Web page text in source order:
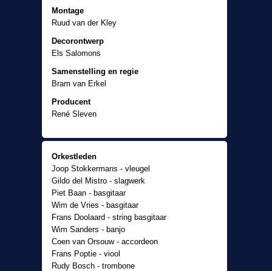
Montage
Ruud van der Kley
Decorontwerp
Els Salomons
Samenstelling en regie
Bram van Erkel
Producent
René Sleven
Orkestleden
Joop Stokkermans - vleugel
Gildo del Mistro - slagwerk
Piet Baan - basgitaar
Wim de Vries - basgitaar
Frans Doolaard - string basgitaar
Wim Sanders - banjo
Coen van Orsouw - accordeon
Frans Poptie - viool
Rudy Bosch - trombone